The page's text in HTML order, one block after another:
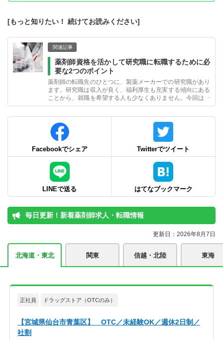
[もっと知りたい！ 続けてお読みください]
関連記事
薬剤師資格を活かして研究職に転職するために必
要な2つのポイント
薬剤師の転職先のひとつに、製薬メーカーでの研究職があり
ます。研究職は収入が良く、福利厚生も充実する傾向にある
ことから、就職を希望する人も少なくありません。今回は、
薬剤師が研究職に転職するために必要なスキルや条件につい
Facebookでシェア Twitterでツイート
LINEで送る はてなブックマーク
毎日更新！新着薬剤師求人・転職情報
更新日：2026年8月7日
北海道・東北 関東 信越・北陸 東海
正社員 ドラッグストア（OTCのみ）
【宮城県仙台市青葉区】 OTC／未経験OK／週休2日制／
社割